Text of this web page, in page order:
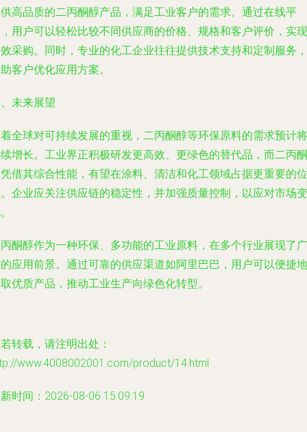
高品质的二丙酮醇产品，满足工业客户的需求。通过在线平
用户可以轻松比较不同供应商的价格、规格和客户评价，实现
采购。同时，专业的化工企业往往提供技术支持和定制服务，
客户优化应用方案。
未来展望
全球对可持续发展的重视，二丙酮醇等环保原料的需求预计将
增长。工业界正积极研发更高效、更绿色的替代品，而二丙酮
借其综合性能，有望在涂料、清洁和化工领域占据更重要的位
企业应关注供应链的稳定性，并加强质量控制，以应对市场变
酮醇作为一种环保、多功能的工业原料，在多个行业展现了广
应用前景。通过可靠的供应渠道如阿里巴巴，用户可以便捷地
优质产品，推动工业生产向绿色化转型。
转载，请注明出处：
www.4008002001.com/product/14.html
时间：2026-08-06 15:09:19